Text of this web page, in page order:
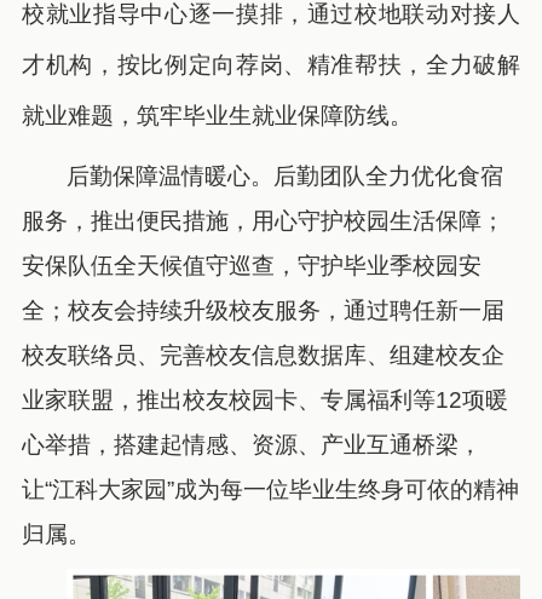
校就业指导中心逐一摸排，通过校地联动对接人
才机构，按比例定向荐岗、精准帮扶，全力破解
就业难题，筑牢毕业生就业保障防线。
后勤保障温情暖心。后勤团队全力优化食宿
服务，推出便民措施，用心守护校园生活保障；
安保队伍全天候值守巡查，守护毕业季校园安
全；校友会持续升级校友服务，通过聘任新一届
校友联络员、完善校友信息数据库、组建校友企
业家联盟，推出校友校园卡、专属福利等12项暖
心举措，搭建起情感、资源、产业互通桥梁，
让“江科大家园”成为每一位毕业生终身可依的精神
归属。